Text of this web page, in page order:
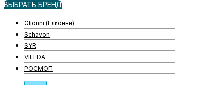
ВЫБРАТЬ БРЕНД
Glionni (Глионни)
Schavon
SYR
VILEDA
РОСМОП